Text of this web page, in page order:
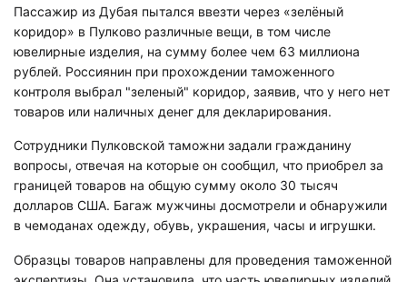
Пассажир из Дубая пытался ввезти через «зелёный
коридор» в Пулково различные вещи, в том числе
ювелирные изделия, на сумму более чем 63 миллиона
рублей. Россиянин при прохождении таможенного
контроля выбрал "зеленый" коридор, заявив, что у него нет
товаров или наличных денег для декларирования.
Сотрудники Пулковской таможни задали гражданину
вопросы, отвечая на которые он сообщил, что приобрел за
границей товаров на общую сумму около 30 тысяч
долларов США. Багаж мужчины досмотрели и обнаружили
в чемоданах одежду, обувь, украшения, часы и игрушки.
Образцы товаров направлены для проведения таможенной